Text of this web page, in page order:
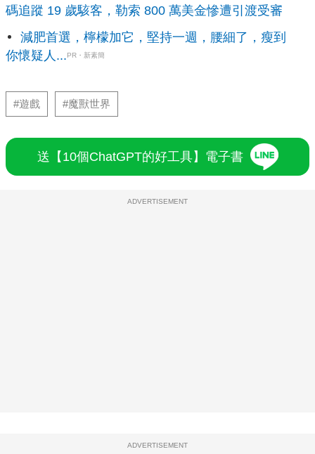
碼追蹤 19 歲駭客，勒索 800 萬美金慘遭引渡受審
減肥首選，檸檬加它，堅持一週，腰細了，瘦到
你懷疑人...PR・新素簡
#遊戲 #魔獸世界
送【10個ChatGPT的好工具】電子書
ADVERTISEMENT
ADVERTISEMENT